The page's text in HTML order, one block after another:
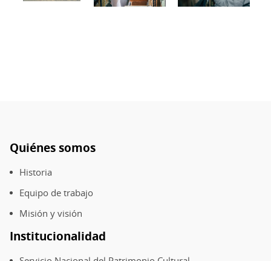
Pie
de
página
Quiénes somos
Historia
Equipo de trabajo
Misión y visión
Institucionalidad